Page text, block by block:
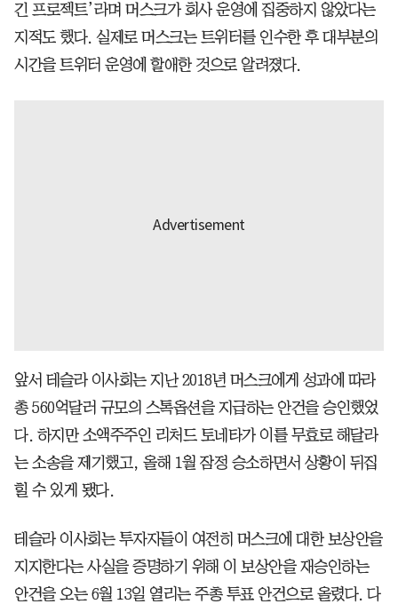
긴 프로젝트’라며 머스크가 회사 운영에 집중하지 않았다는
지적도 했다. 실제로 머스크는 트위터를 인수한 후 대부분의
시간을 트위터 운영에 할애한 것으로 알려졌다.
앞서 테슬라 이사회는 지난 2018년 머스크에게 성과에 따라
총 560억달러 규모의 스톡옵션을 지급하는 안건을 승인했었
다. 하지만 소액주주인 리처드 토네타가 이를 무효로 해달라
는 소송을 제기했고, 올해 1월 잠정 승소하면서 상황이 뒤집
힐 수 있게 됐다.
테슬라 이사회는 투자자들이 여전히 머스크에 대한 보상안을
지지한다는 사실을 증명하기 위해 이 보상안을 재승인하는
안건을 오는 6월 13일 열리는 주총 투표 안건으로 올렸다. 다